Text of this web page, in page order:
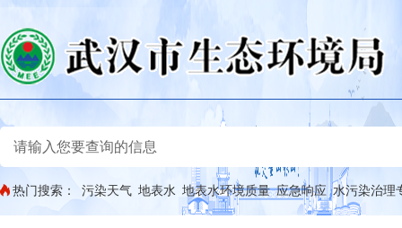
热门搜索： 污染天气 地表水 地表水环境质量 应急响应 水污染治理